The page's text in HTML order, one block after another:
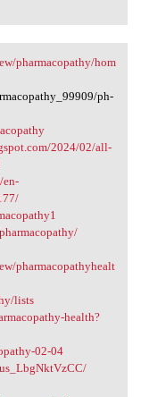
view
pharmacopathy/hom
ph-
2024/02/all-
en-
pharmacopathyhealt
lists
health?
02-04